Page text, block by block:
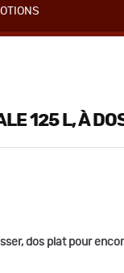
125 L, À
dos plat pour